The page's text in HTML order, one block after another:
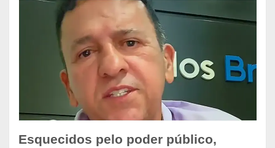
Esquecidos pelo poder público,